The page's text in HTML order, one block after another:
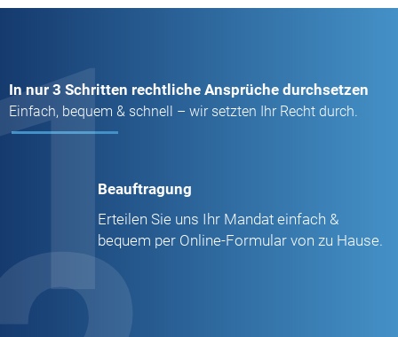
In nur 3 Schritten rechtliche Ansprüche durchsetzen
Einfach, bequem & schnell – wir setzten Ihr Recht durch.
Beauftragung
Erteilen Sie uns Ihr Mandat einfach &
bequem per Online-Formular von zu Hause.